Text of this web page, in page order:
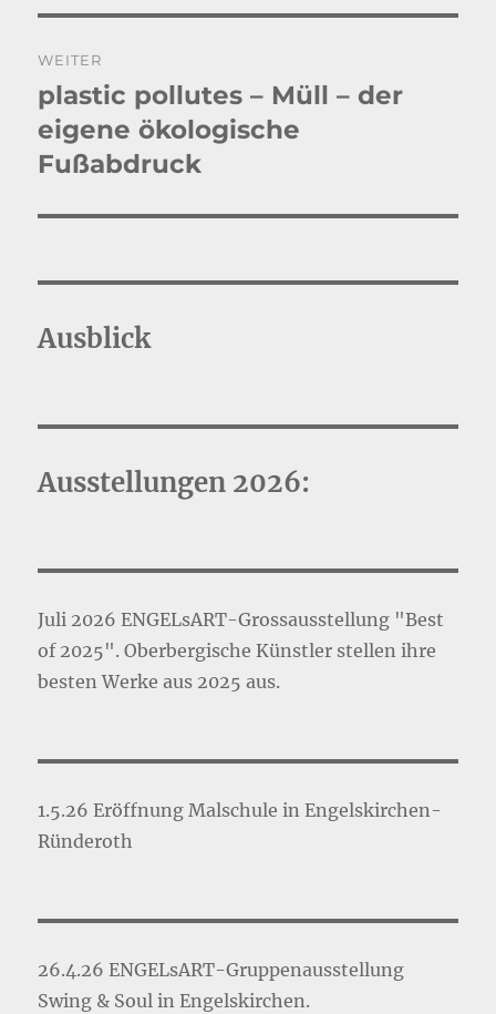
WEITER
Nächster
Beitrag:
plastic pollutes – Müll – der
eigene ökologische
Fußabdruck
Ausblick
Ausstellungen 2026:
Juli 2026 ENGELsART-Grossausstellung "Best
of 2025". Oberbergische Künstler stellen ihre
besten Werke aus 2025 aus.
1.5.26 Eröffnung Malschule in Engelskirchen-
Ründeroth
26.4.26 ENGELsART-Gruppenausstellung
Swing & Soul in Engelskirchen.